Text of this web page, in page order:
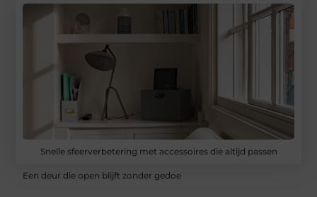
Snelle sfeerverbetering met accessoires die altijd passen
Een deur die open blijft zonder gedoe